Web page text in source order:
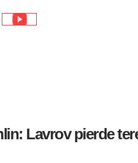
Live
Lavrov pierde